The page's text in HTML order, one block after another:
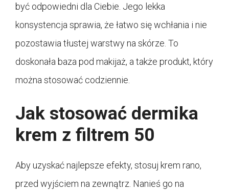
być odpowiedni dla Ciebie. Jego lekka
konsystencja sprawia, że łatwo się wchłania i nie
pozostawia tłustej warstwy na skórze. To
doskonała baza pod makijaż, a także produkt, który
można stosować codziennie.
Jak stosować dermika
krem z filtrem 50
Aby uzyskać najlepsze efekty, stosuj krem rano,
przed wyjściem na zewnątrz. Nanieś go na